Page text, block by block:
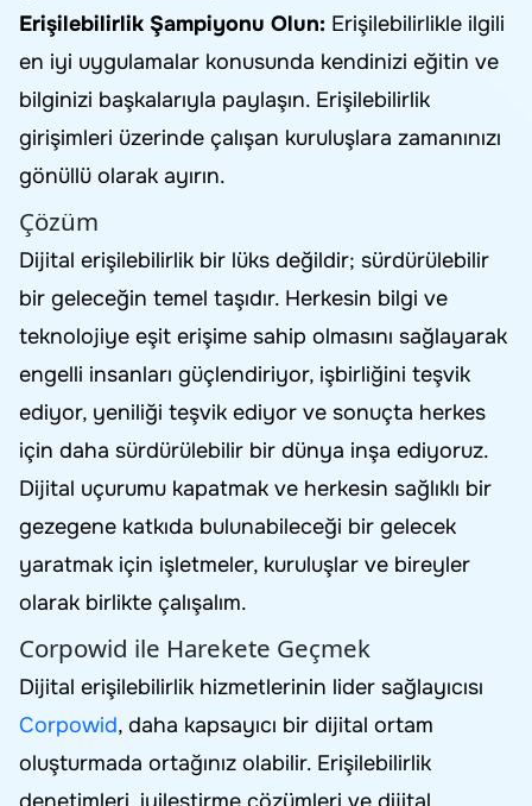
Erişilebilirlik Şampiyonu Olun: Erişilebilirlikle ilgili
en iyi uygulamalar konusunda kendinizi eğitin ve
bilginizi başkalarıyla paylaşın. Erişilebilirlik
girişimleri üzerinde çalışan kuruluşlara zamanınızı
gönüllü olarak ayırın.
Çözüm
Dijital erişilebilirlik bir lüks değildir; sürdürülebilir
bir geleceğin temel taşıdır. Herkesin bilgi ve
teknolojiye eşit erişime sahip olmasını sağlayarak
engelli insanları güçlendiriyor, işbirliğini teşvik
ediyor, yeniliği teşvik ediyor ve sonuçta herkes
için daha sürdürülebilir bir dünya inşa ediyoruz.
Dijital uçurumu kapatmak ve herkesin sağlıklı bir
gezegene katkıda bulunabileceği bir gelecek
yaratmak için işletmeler, kuruluşlar ve bireyler
olarak birlikte çalışalım.
Corpowid ile Harekete Geçmek
Dijital erişilebilirlik hizmetlerinin lider sağlayıcısı
Corpowid, daha kapsayıcı bir dijital ortam
oluşturmada ortağınız olabilir. Erişilebilirlik